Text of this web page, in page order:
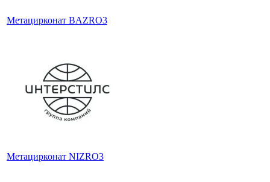
Метацирконат BAZRO3
Метацирконат NIZRO3